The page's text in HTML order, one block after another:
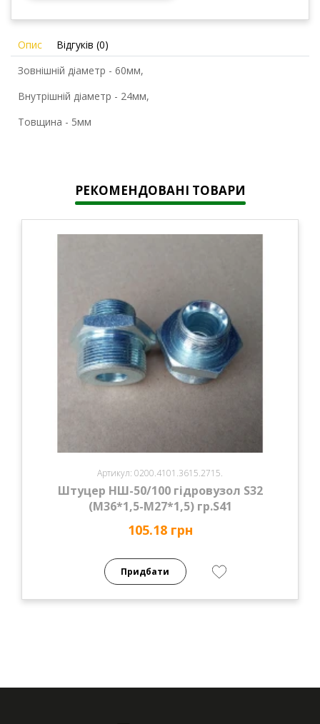
Опис
Відгуків (0)
Зовнішній діаметр - 60мм,
Внутрішній діаметр - 24мм,
Товщина - 5мм
РЕКОМЕНДОВАНІ ТОВАРИ
Артикул: 0200.4101.3615.2715.
Штуцер НШ-50/100 гідровузол S32
(М36*1,5-М27*1,5) гр.S41
105.18 грн
Придбати